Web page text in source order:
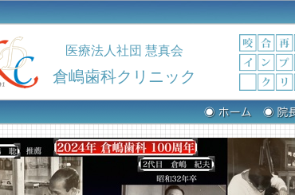
医療法人社団 慧真会
倉嶋歯科クリニック